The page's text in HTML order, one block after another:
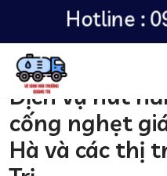
Hotline :
Dịch vụ hút
cống nghẹt
Hà và các thị